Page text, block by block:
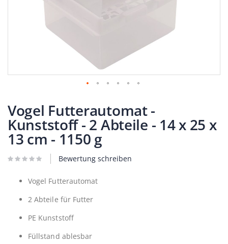
Anfang
der
Bildergalerie
springen
Vogel Futterautomat -
Kunststoff - 2 Abteile - 14 x 25 x
13 cm - 1150 g
Bewertung schreiben
Vogel Futterautomat
2 Abteile für Futter
PE Kunststoff
Füllstand ablesbar